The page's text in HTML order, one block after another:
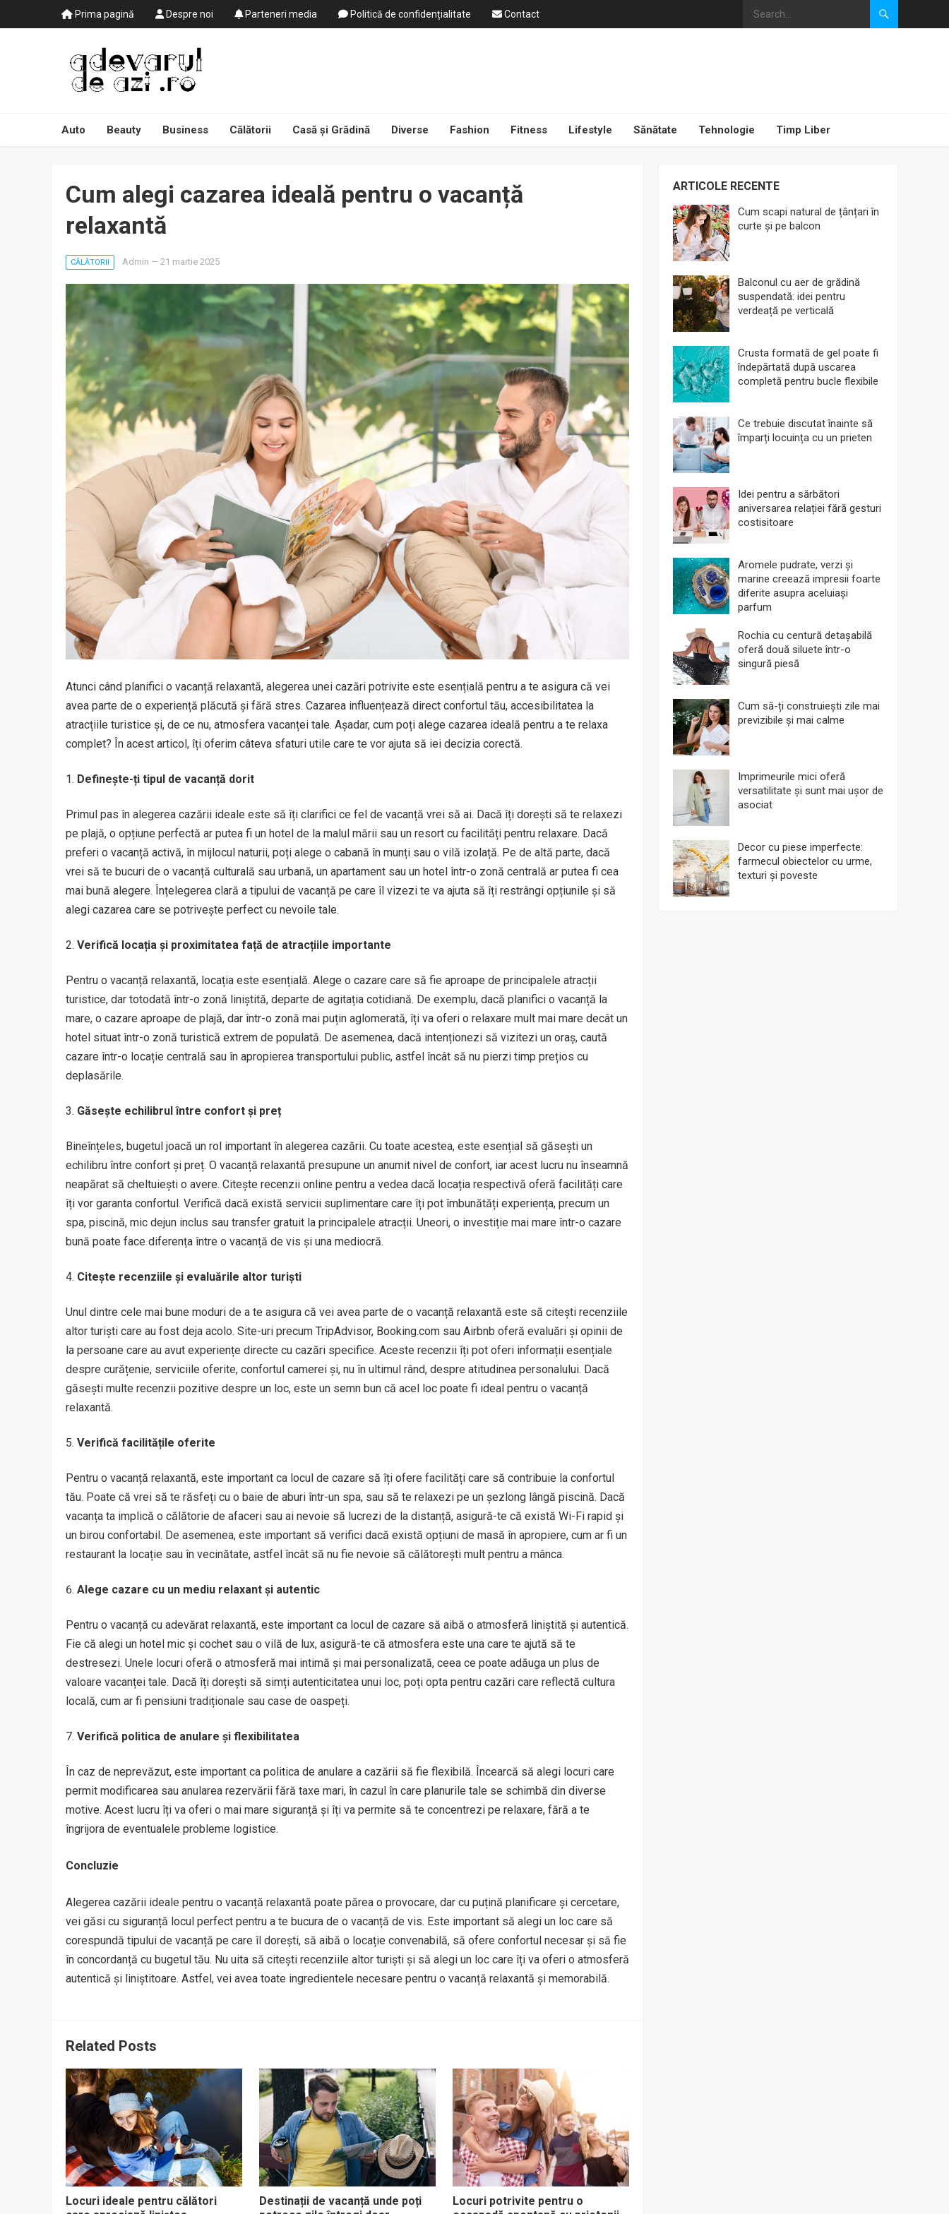
Prima pagină Despre noi Parteneri media Politică de confidențialitate Contact
Auto Beauty Business Călătorii Casă și Grădină Diverse Fashion Fitness Lifestyle Sănătate Tehnologie Timp Liber
Cum alegi cazarea ideală pentru o vacanță
relaxantă
CĂLĂTORII Admin — 21 martie 2025
Atunci când planifici o vacanță relaxantă, alegerea unei cazări potrivite este esențială pentru a te asigura că vei
avea parte de o experiență plăcută și fără stres. Cazarea influențează direct confortul tău, accesibilitatea la
atracțiile turistice și, de ce nu, atmosfera vacanței tale. Așadar, cum poți alege cazarea ideală pentru a te relaxa
complet? În acest articol, îți oferim câteva sfaturi utile care te vor ajuta să iei decizia corectă.
Definește-ți tipul de vacanță dorit
Primul pas în alegerea cazării ideale este să îți clarifici ce fel de vacanță vrei să ai. Dacă îți dorești să te relaxezi
pe plajă, o opțiune perfectă ar putea fi un hotel de la malul mării sau un resort cu facilități pentru relaxare. Dacă
preferi o vacanță activă, în mijlocul naturii, poți alege o cabană în munți sau o vilă izolață. Pe de altă parte, dacă
vrei să te bucuri de o vacanță culturală sau urbană, un apartament sau un hotel într-o zonă centrală ar putea fi cea
mai bună alegere. Înțelegerea clară a tipului de vacanță pe care îl vizezi te va ajuta să îți restrângi opțiunile și să
alegi cazarea care se potrivește perfect cu nevoile tale.
Verifică locația și proximitatea față de atracțiile importante
Pentru o vacanță relaxantă, locația este esențială. Alege o cazare care să fie aproape de principalele atracții
turistice, dar totodată într-o zonă liniștită, departe de agitația cotidiană. De exemplu, dacă planifici o vacanță la
mare, o cazare aproape de plajă, dar într-o zonă mai puțin aglomerată, îți va oferi o relaxare mult mai mare decât un
hotel situat într-o zonă turistică extrem de populată. De asemenea, dacă intenționezi să vizitezi un oraș, caută
cazare într-o locație centrală sau în apropierea transportului public, astfel încât să nu pierzi timp prețios cu
deplasările.
Găsește echilibrul între confort și preț
Bineînțeles, bugetul joacă un rol important în alegerea cazării. Cu toate acestea, este esențial să găsești un
echilibru între confort și preț. O vacanță relaxantă presupune un anumit nivel de confort, iar acest lucru nu înseamnă
neapărat să cheltuiești o avere. Citește recenzii online pentru a vedea dacă locația respectivă oferă facilități care
îți vor garanta confortul. Verifică dacă există servicii suplimentare care îți pot îmbunătăți experiența, precum un
spa, piscină, mic dejun inclus sau transfer gratuit la principalele atracții. Uneori, o investiție mai mare într-o cazare
bună poate face diferența între o vacanță de vis și una mediocră.
Citește recenziile și evaluările altor turiști
Unul dintre cele mai bune moduri de a te asigura că vei avea parte de o vacanță relaxantă este să citești recenziile
altor turiști care au fost deja acolo. Site-uri precum TripAdvisor, Booking.com sau Airbnb oferă evaluări și opinii de
la persoane care au avut experiențe directe cu cazări specifice. Aceste recenzii îți pot oferi informații esențiale
despre curățenie, serviciile oferite, confortul camerei și, nu în ultimul rând, despre atitudinea personalului. Dacă
găsești multe recenzii pozitive despre un loc, este un semn bun că acel loc poate fi ideal pentru o vacanță
relaxantă.
Verifică facilitățile oferite
Pentru o vacanță relaxantă, este important ca locul de cazare să îți ofere facilități care să contribuie la confortul
tău. Poate că vrei să te răsfeți cu o baie de aburi într-un spa, sau să te relaxezi pe un șezlong lângă piscină. Dacă
vacanța ta implică o călătorie de afaceri sau ai nevoie să lucrezi de la distanță, asigură-te că există Wi-Fi rapid și
un birou confortabil. De asemenea, este important să verifici dacă există opțiuni de masă în apropiere, cum ar fi un
restaurant la locație sau în vecinătate, astfel încât să nu fie nevoie să călătorești mult pentru a mânca.
Alege cazare cu un mediu relaxant și autentic
Pentru o vacanță cu adevărat relaxantă, este important ca locul de cazare să aibă o atmosferă liniștită și autentică.
Fie că alegi un hotel mic și cochet sau o vilă de lux, asigură-te că atmosfera este una care te ajută să te
destresezi. Unele locuri oferă o atmosferă mai intimă și mai personalizată, ceea ce poate adăuga un plus de
valoare vacanței tale. Dacă îți dorești să simți autenticitatea unui loc, poți opta pentru cazări care reflectă cultura
locală, cum ar fi pensiuni tradiționale sau case de oaspeți.
Verifică politica de anulare și flexibilitatea
În caz de neprevăzut, este important ca politica de anulare a cazării să fie flexibilă. Încearcă să alegi locuri care
permit modificarea sau anularea rezervării fără taxe mari, în cazul în care planurile tale se schimbă din diverse
motive. Acest lucru îți va oferi o mai mare siguranță și îți va permite să te concentrezi pe relaxare, fără a te
îngrijora de eventualele probleme logistice.
Concluzie
Alegerea cazării ideale pentru o vacanță relaxantă poate părea o provocare, dar cu puțină planificare și cercetare,
vei găsi cu siguranță locul perfect pentru a te bucura de o vacanță de vis. Este important să alegi un loc care să
corespundă tipului de vacanță pe care îl dorești, să aibă o locație convenabilă, să ofere confortul necesar și să fie
în concordanță cu bugetul tău. Nu uita să citești recenziile altor turiști și să alegi un loc care îți va oferi o atmosferă
autentică și liniștitoare. Astfel, vei avea toate ingredientele necesare pentru o vacanță relaxantă și memorabilă.
Related Posts
Locuri ideale pentru călători
Destinații de vacanță unde poți
Locuri potrivite pentru o
ARTICOLE RECENTE
Cum scapi natural de țânțari în
curte și pe balcon
Balconul cu aer de grădină
suspendată: idei pentru
verdeață pe verticală
Crusta formată de gel poate fi
îndepărtată după uscarea
completă pentru bucle flexibile
Ce trebuie discutat înainte să
împarți locuința cu un prieten
Idei pentru a sărbători
aniversarea relației fără gesturi
costisitoare
Aromele pudrate, verzi și
marine creează impresii foarte
diferite asupra aceluiași
parfum
Rochia cu centură detașabilă
oferă două siluete într-o
singură piesă
Cum să-ți construiești zile mai
previzibile și mai calme
Imprimeurile mici oferă
versatilitate și sunt mai ușor de
asociat
Decor cu piese imperfecte:
farmecul obiectelor cu urme,
texturi și poveste